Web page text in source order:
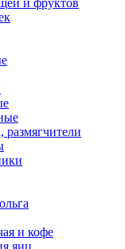
и фруктов
размягчители
и кофе
яиц